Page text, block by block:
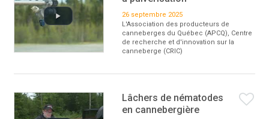
26 septembre 2025
L'Association des producteurs de
canneberges du Québec (APCQ), Centre
de recherche et d'innovation sur la
canneberge (CRIC)
Lâchers de nématodes
en cannebergière